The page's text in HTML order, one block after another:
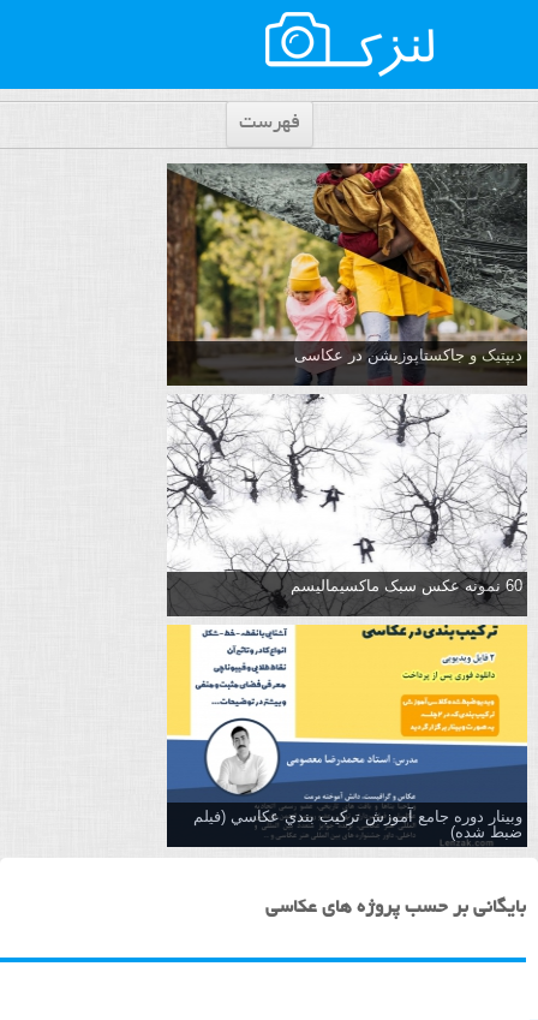
فهرست
دیپتیک و جاکستا‌پوزیشن در عکاسی
60 نمونه عکس سبک ماکسیمالیسم
وبینار دوره جامع آموزش تركيب بندي عكاسي (فیلم
ضبط شده)
بایگانی بر حسب پروژه های عکاسی